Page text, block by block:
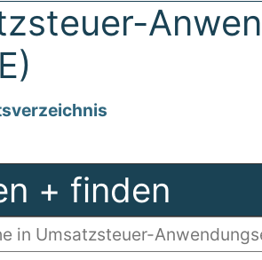
+ finden